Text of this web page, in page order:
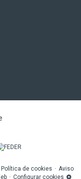
Política de cookies
Aviso
Configurar cookies